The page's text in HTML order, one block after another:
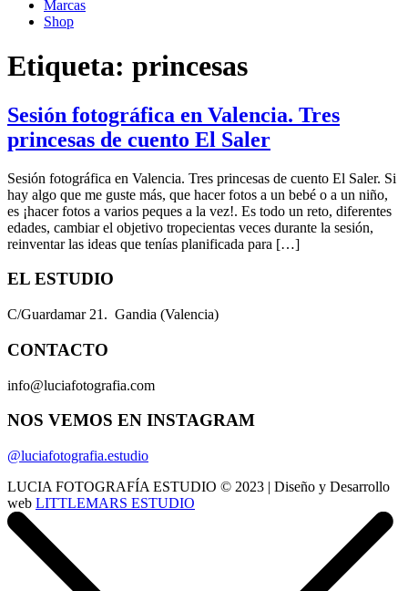
Marcas
Shop
Etiqueta: princesas
Sesión fotográfica en Valencia. Tres
princesas de cuento El Saler
Sesión fotográfica en Valencia. Tres princesas de cuento El Saler. Si
hay algo que me guste más, que hacer fotos a un bebé o a un niño,
es ¡hacer fotos a varios peques a la vez!. Es todo un reto, diferentes
edades, cambiar el objetivo tropecientas veces durante la sesión,
reinventar las ideas que tenías planificada para […]
EL ESTUDIO
C/Guardamar 21. Gandia (Valencia)
CONTACTO
info@luciafotografia.com
NOS VEMOS EN INSTAGRAM
@luciafotografia.estudio
LUCIA FOTOGRAFÍA ESTUDIO © 2023 | Diseño y Desarrollo
web LITTLEMARS ESTUDIO